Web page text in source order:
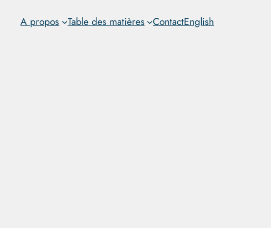
A propos Table des matières ContactEnglish